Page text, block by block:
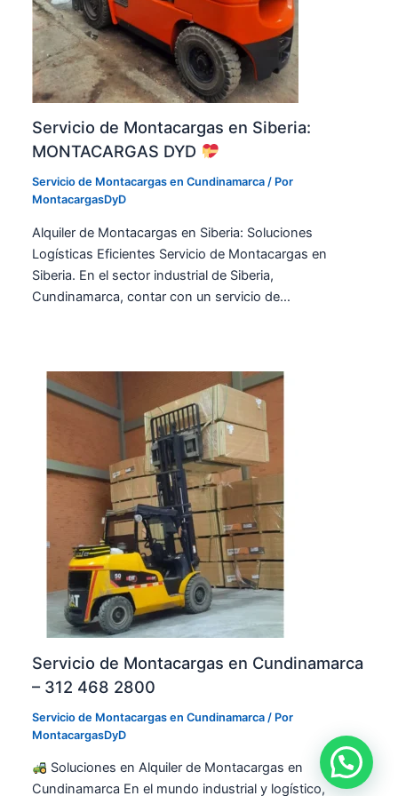
e
n
B
o
g
o
t
á
M
T
A
C
A
S
Y
D
n
i
d
a
d
l
a
A
r
i
c
a
g
t
á
–
M
O
N
T
A
C
A
R
G
A
D
g
a
s
e
n
a
r
e
7
S
é
p
a
g
t
á
|
M
N
T
A
C
A
R
G
A
D
Servicio de Montacargas en Siberia:
MONTACARGAS DYD
Servicio de Montacargas en Cundinamarca / Por
MontacargasDyD
Alquiler de Montacargas en Siberia: Soluciones
Logísticas Eficientes Servicio de Montacargas en
Siberia. En el sector industrial de Siberia,
Cundinamarca, contar con un servicio de…
Servicio de Montacargas en Cundinamarca
– 312 468 2800
Servicio de Montacargas en Cundinamarca / Por
MontacargasDyD
Soluciones en Alquiler de Montacargas en
Cundinamarca En el mundo industrial y logístico,